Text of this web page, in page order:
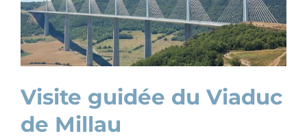
Visite guidée du Viaduc
de Millau